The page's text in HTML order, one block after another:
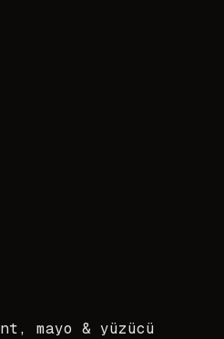
mayo & yüzücü